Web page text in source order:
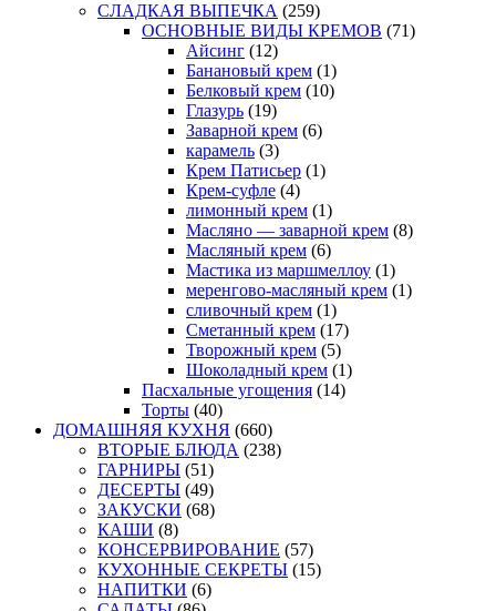
СЛАДКАЯ ВЫПЕЧКА (259)
ОСНОВНЫЕ ВИДЫ КРЕМОВ (71)
Айсинг (12)
Банановый крем (1)
Белковый крем (10)
Глазурь (19)
Заварной крем (6)
карамель (3)
Крем Патисьер (1)
Крем-суфле (4)
лимонный крем (1)
Масляно — заварной крем (8)
Масляный крем (6)
Мастика из маршмеллоу (1)
меренгово-масляный крем (1)
сливочный крем (1)
Сметанный крем (17)
Творожный крем (5)
Шоколадный крем (1)
Пасхальные угощения (14)
Торты (40)
ДОМАШНЯЯ КУХНЯ (660)
ВТОРЫЕ БЛЮДА (238)
ГАРНИРЫ (51)
ДЕСЕРТЫ (49)
ЗАКУСКИ (68)
КАШИ (8)
КОНСЕРВИРОВАНИЕ (57)
КУХОННЫЕ СЕКРЕТЫ (15)
НАПИТКИ (6)